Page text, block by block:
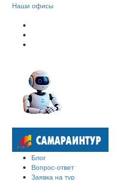
Наши офисы
Блог
Вопрос-ответ
Заявка на тур